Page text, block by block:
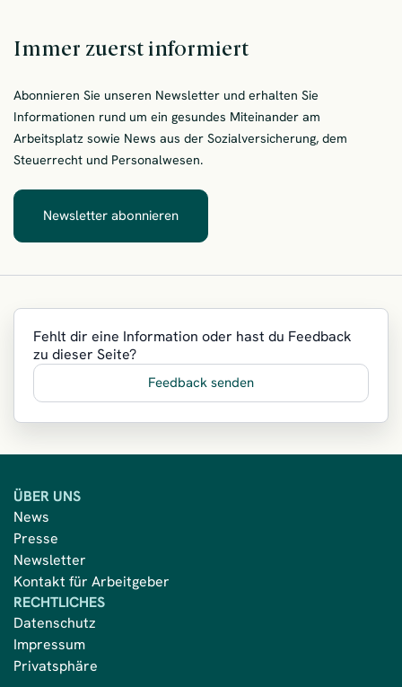
Immer zuerst informiert
Abonnieren Sie unseren Newsletter und erhalten Sie
Informationen rund um ein gesundes Miteinander am
Arbeitsplatz sowie News aus der Sozialversicherung, dem
Steuerrecht und Personalwesen.
Newsletter abonnieren
Fehlt dir eine Information oder hast du Feedback
zu dieser Seite?
Feedback senden
ÜBER UNS
News
Presse
Newsletter
Kontakt für Arbeitgeber
RECHTLICHES
Datenschutz
Impressum
Privatsphäre